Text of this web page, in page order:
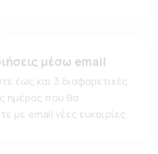
μέσω email
έως και 3 διαφορετικές
ημέρας που θα
με email νέες ευκαιρίες.